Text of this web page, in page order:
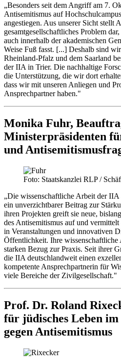
„Besonders seit dem Angriff am 7.
Antisemitismus auf
angestiegen. Aus unserer Sicht stellt
gesamtgesellschaftliches Problem
auch innerhalb der akademischen
Weise Fuß fasst. [...] Deshalb sind
Rheinland-Pfalz und dem Saarland
der IIA in Trier. Die nachhaltige
die Unterstützung, die wir dort
dass wir mit unseren Anliegen und
Ansprechpartner haben."
Monika Fuhr,
Ministerpräsidenten
und
Foto: Staatskanzlei RLP /
„Die wissenschaftliche Arbeit der
ein unverzichtbarer Beitrag zur
ihren Projekten greift sie neue,
des Antisemitismus auf und
in Veranstaltungen und innovativen
Öffentlichkeit. Ihre wissenschaftliche
starken Bezug zur Praxis. Seit ihrer
die IIA deutschlandweit einen
kompetente Ansprechpartnerin für
viele Bereiche der Zivilgesellschaft."
Prof. Dr. Roland
für jüdisches Leben
gegen Antisemitismus